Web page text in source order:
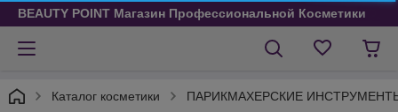
BEAUTY POINT Магазин Профессиональной Косметики
Каталог косметики ПАРИКМАХЕРСКИЕ